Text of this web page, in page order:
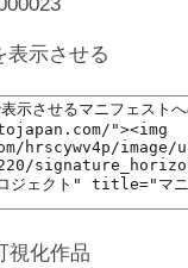
表示させる
視化作品